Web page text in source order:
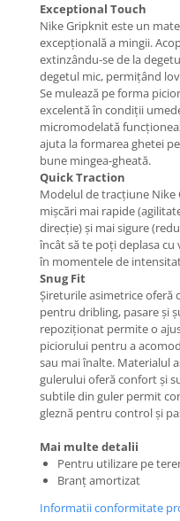
Exceptional Touch
Nike Gripknit este un
excepțională a mingii.
extinzându-se de la
degetul mic, permițând
Se mulează pe forma
excelentă în condiții
micromodelată
ajuta la formarea ghetei
bune mingea-gheată.
Quick Traction
Modelul de tracțiune Nike
mișcări mai rapide
direcție) și mai sigure
încât să te poți deplasa
în momentele de
Snug Fit
Șireturile asimetrice oferă
pentru dribling, pasare și
repoziționat permite o
piciorului pentru a
sau mai înalte. Materialul
gulerului oferă confort și
subtile din guler permit
gleznă pentru control și
Mai multe detalii
Pentru utilizare pe
Branț amortizat
Informatii conformitate